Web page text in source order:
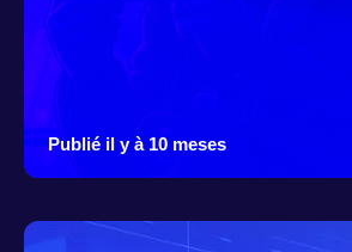
Publié il y à 10 meses